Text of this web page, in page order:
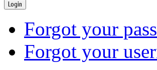
Login
Forgot your
Forgot your